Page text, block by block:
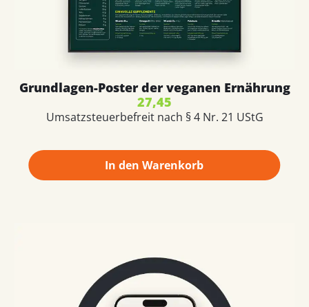
Grundlagen-Poster der veganen Ernährung
27,45
Umsatzsteuerbefreit nach § 4 Nr. 21 UStG
In den Warenkorb